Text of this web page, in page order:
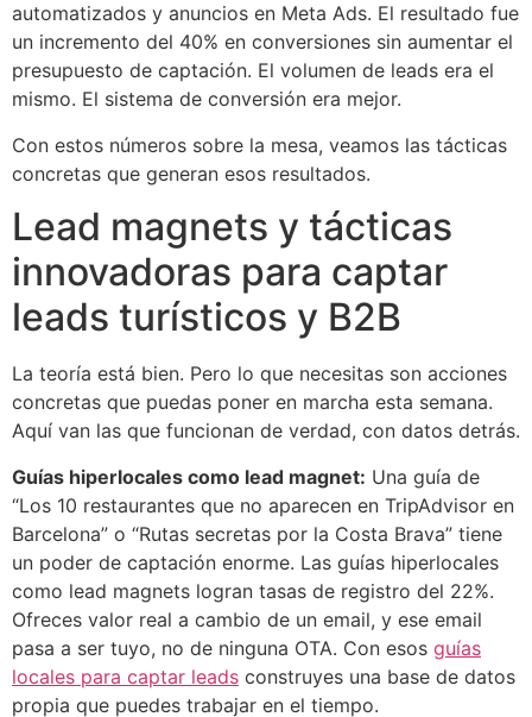
automatizados y anuncios en Meta Ads. El resultado fue
un incremento del 40% en conversiones sin aumentar el
presupuesto de captación. El volumen de leads era el
mismo. El sistema de conversión era mejor.
Con estos números sobre la mesa, veamos las tácticas
concretas que generan esos resultados.
Lead magnets y tácticas
innovadoras para captar
leads turísticos y B2B
La teoría está bien. Pero lo que necesitas son acciones
concretas que puedas poner en marcha esta semana.
Aquí van las que funcionan de verdad, con datos detrás.
Guías hiperlocales como lead magnet: Una guía de
“Los 10 restaurantes que no aparecen en TripAdvisor en
Barcelona” o “Rutas secretas por la Costa Brava” tiene
un poder de captación enorme. Las guías hiperlocales
como lead magnets logran tasas de registro del 22%.
Ofreces valor real a cambio de un email, y ese email
pasa a ser tuyo, no de ninguna OTA. Con esos guías
locales para captar leads construyes una base de datos
propia que puedes trabajar en el tiempo.